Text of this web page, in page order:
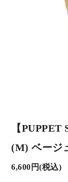
【
(M) ベージ
6,600円(税込)